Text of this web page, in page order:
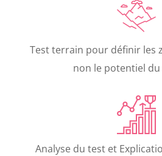
Test terrain pour définir les
non le potentiel
Analyse du test et